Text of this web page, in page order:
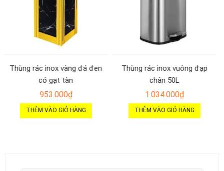
Thùng rác inox vàng đá đen
có gạt tàn
953.000₫
THÊM VÀO GIỎ HÀNG
Thùng rác inox vuông đạp
chân 50L
1.034.000₫
THÊM VÀO GIỎ HÀNG